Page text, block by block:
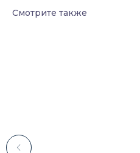
Смотрите также